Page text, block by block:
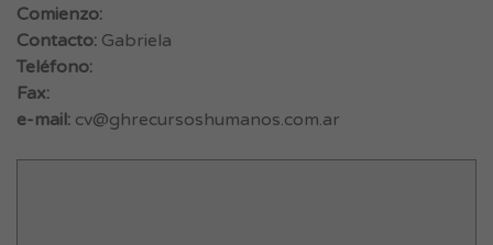
Comienzo:
Contacto: Gabriela
Teléfono:
Fax:
e-mail: cv@ghrecursoshumanos.com.ar